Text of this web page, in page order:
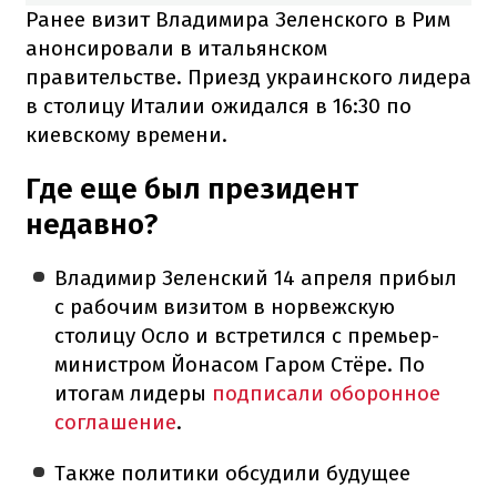
Ранее визит Владимира Зеленского в Рим
анонсировали в итальянском
правительстве. Приезд украинского лидера
в столицу Италии ожидался в 16:30 по
киевскому времени.
Где еще был президент
недавно?
Владимир Зеленский 14 апреля прибыл
с рабочим визитом в норвежскую
столицу Осло и встретился с премьер-
министром Йонасом Гаром Стёре. По
итогам лидеры подписали оборонное
соглашение.
Также политики обсудили будущее